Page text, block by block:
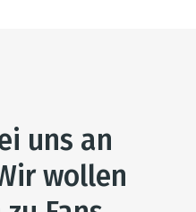
uns an
wollen